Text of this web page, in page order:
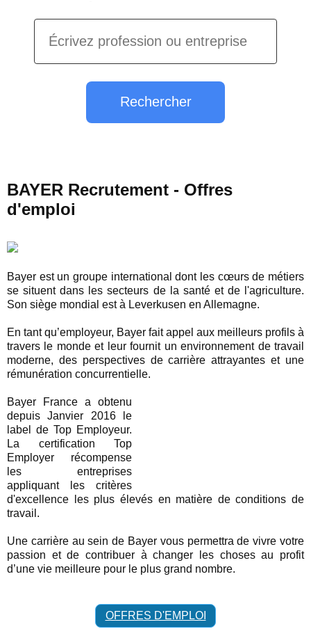
Rechercher
BAYER Recrutement - Offres
d'emploi
Bayer est un groupe international dont les cœurs de métiers
se situent dans les secteurs de la santé et de l'agriculture.
Son siège mondial est à Leverkusen en Allemagne.
En tant qu’employeur, Bayer fait appel aux meilleurs profils à
travers le monde et leur fournit un environnement de travail
moderne, des perspectives de carrière attrayantes et une
rémunération concurrentielle.
Bayer France a obtenu
depuis Janvier 2016 le
label de Top Employeur.
La certification Top
Employer récompense
les entreprises
appliquant les critères
d'excellence les plus élevés en matière de conditions de
travail.
Une carrière au sein de Bayer vous permettra de vivre votre
passion et de contribuer à changer les choses au profit
d’une vie meilleure pour le plus grand nombre.
OFFRES D'EMPLOI